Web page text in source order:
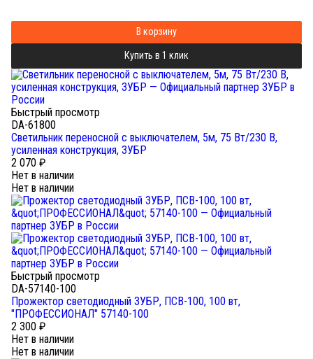
В корзину
Купить в 1 клик
Быстрый просмотр
DA-61800
Светильник переносной с выключателем, 5м, 75 Вт/230 В,
усиленная конструкция, ЗУБР
2 070 ₽
Нет в наличии
Нет в наличии
Быстрый просмотр
DA-57140-100
Прожектор светодиодный ЗУБР, ПСВ-100, 100 вт,
"ПРОФЕССИОНАЛ" 57140-100
2 300 ₽
Нет в наличии
Нет в наличии